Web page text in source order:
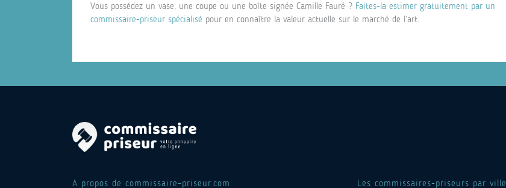
Vous possédez un vase, une coupe ou une boîte signée Camille Fauré ? Faites-la estimer gratuitement par un
commissaire-priseur spécialisé pour en connaître la valeur actuelle sur le marché de l’art.
A propos de commissaire-priseur.com Les commissaires-priseurs par ville